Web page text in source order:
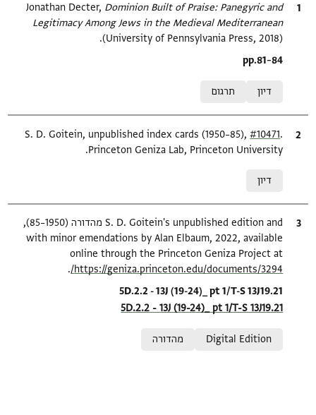
ציטוט Jonathan Decter,Dominion Built of Praise: Panegyric and
Legitimacy Among Jews in the Medieval Mediterranean
(University of Pennsylvania Press, 2018).
Location in source
pp.81–84
דיון
תרגום
ציטוט S. D. Goitein, unpublished index cards (1950–85),#10471
Princeton Geniza Lab, Princeton University.
דיון
ציטוט
S. D. Goitein's unpublished edition and מהדורה (1950–85),
with minor emendations by Alan Elbaum, 2022, available
online through the Princeton Geniza Project at
https://geniza.princeton.edu/documents/3294/
.
Location in source
5D.2.2 - 13J (19-24)_ pt 1/T-S 13J19.21
5D.2.2 - 13J (19-24)_ pt 1/T-S 13J19.21
Digital Edition
מהדורה